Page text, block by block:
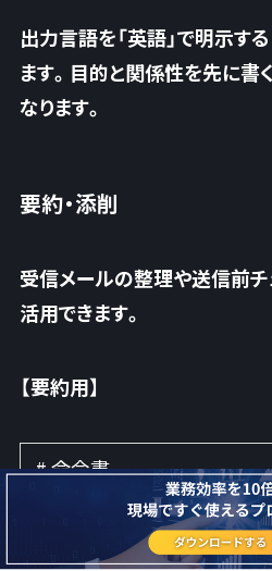
出力言語を「英語」で明示す
ます。目的と関係性を先に書
なります。
要約・添削
受信メールの整理や送信前
活用できます。
【要約用】
# 命令書
以下のメール内容を要約し
# 条件